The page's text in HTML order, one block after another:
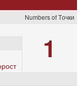
Numbers of Tочки
1